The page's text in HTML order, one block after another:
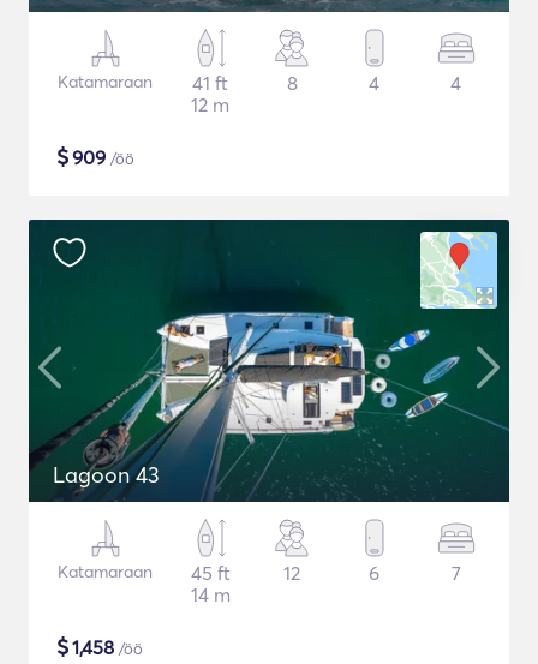
Katamaraan
41 ft
12 m
8 4 4
$909 /öö
Lagoon 43
Katamaraan
45 ft
14 m
12 6 7
$1,458 /öö